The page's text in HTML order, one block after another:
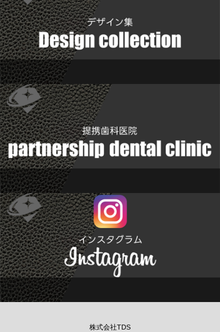
株式会社TDS